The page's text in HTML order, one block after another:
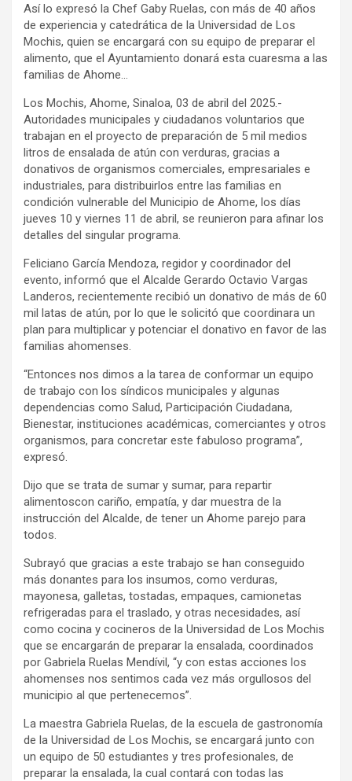
Así lo expresó la Chef Gaby Ruelas, con más de 40 años
de experiencia y catedrática de la Universidad de Los
Mochis, quien se encargará con su equipo de preparar el
alimento, que el Ayuntamiento donará esta cuaresma a las
familias de Ahome…
Los Mochis, Ahome, Sinaloa, 03 de abril del 2025.-
Autoridades municipales y ciudadanos voluntarios que
trabajan en el proyecto de preparación de 5 mil medios
litros de ensalada de atún con verduras, gracias a
donativos de organismos comerciales, empresariales e
industriales, para distribuirlos entre las familias en
condición vulnerable del Municipio de Ahome, los días
jueves 10 y viernes 11 de abril, se reunieron para afinar los
detalles del singular programa.
Feliciano García Mendoza, regidor y coordinador del
evento, informó que el Alcalde Gerardo Octavio Vargas
Landeros, recientemente recibió un donativo de más de 60
mil latas de atún, por lo que le solicitó que coordinara un
plan para multiplicar y potenciar el donativo en favor de las
familias ahomenses.
“Entonces nos dimos a la tarea de conformar un equipo
de trabajo con los síndicos municipales y algunas
dependencias como Salud, Participación Ciudadana,
Bienestar, instituciones académicas, comerciantes y otros
organismos, para concretar este fabuloso programa”,
expresó.
Dijo que se trata de sumar y sumar, para repartir
alimentoscon cariño, empatía, y dar muestra de la
instrucción del Alcalde, de tener un Ahome parejo para
todos.
Subrayó que gracias a este trabajo se han conseguido
más donantes para los insumos, como verduras,
mayonesa, galletas, tostadas, empaques, camionetas
refrigeradas para el traslado, y otras necesidades, así
como cocina y cocineros de la Universidad de Los Mochis
que se encargarán de preparar la ensalada, coordinados
por Gabriela Ruelas Mendívil, “y con estas acciones los
ahomenses nos sentimos cada vez más orgullosos del
municipio al que pertenecemos”.
La maestra Gabriela Ruelas, de la escuela de gastronomía
de la Universidad de Los Mochis, se encargará junto con
un equipo de 50 estudiantes y tres profesionales, de
preparar la ensalada, la cual contará con todas las